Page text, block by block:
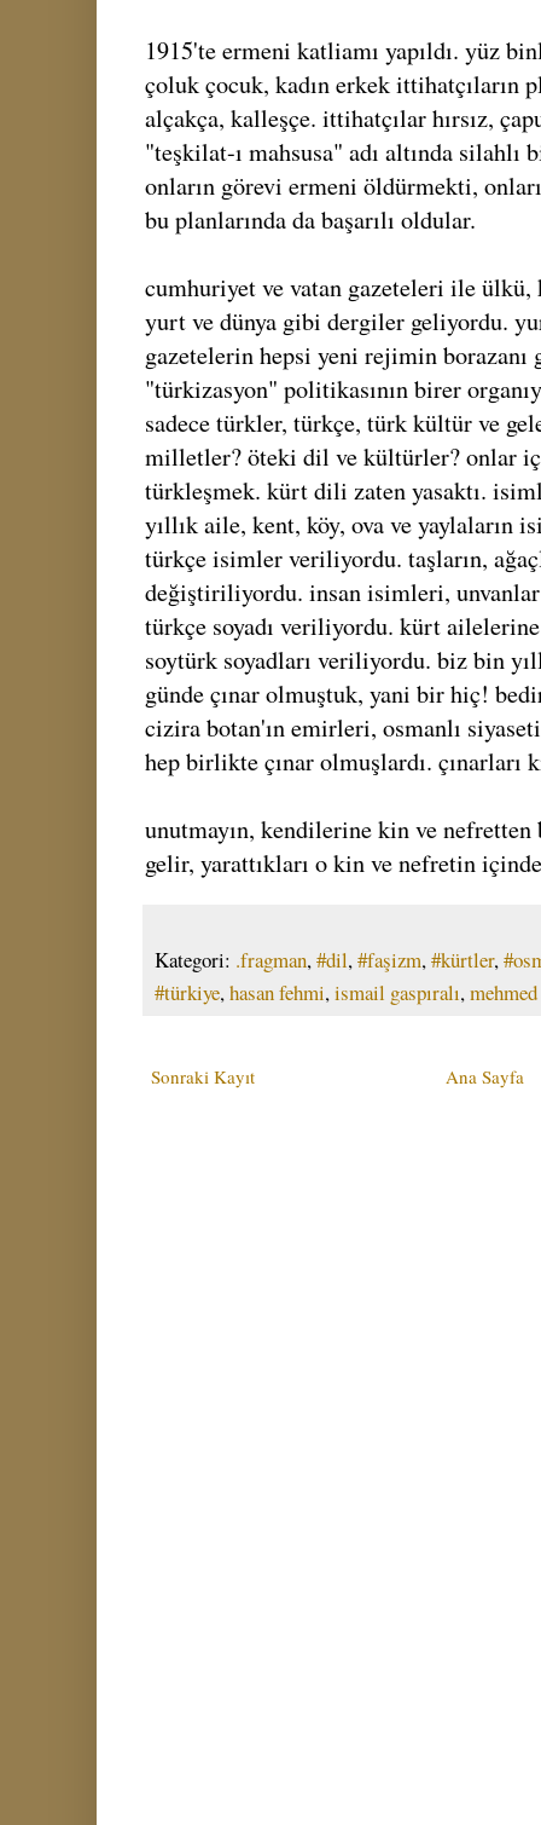
1915'te ermeni katliamı yapıldı. yüz
çoluk çocuk, kadın erkek ittihatçıların
alçakça, kalleşçe. ittihatçılar hırsız,
"teşkilat-ı mahsusa" adı altında silahlı
onların görevi ermeni öldürmekti,
bu planlarında da başarılı oldular.
cumhuriyet ve vatan gazeteleri ile
yurt ve dünya gibi dergiler geliyordu.
gazetelerin hepsi yeni rejimin
"türkizasyon" politikasının birer
sadece türkler, türkçe, türk kültür ve
milletler? öteki dil ve kültürler? onlar
türkleşmek. kürt dili zaten yasaktı.
yıllık aile, kent, köy, ova ve
türkçe isimler veriliyordu. taşların,
değiştiriliyordu. insan isimleri,
türkçe soyadı veriliyordu. kürt
soytürk soyadları veriliyordu. biz bin
günde çınar olmuştuk, yani bir hiç!
cizira botan'ın emirleri, osmanlı
hep birlikte çınar olmuşlardı. çınarları
unutmayın, kendilerine kin ve
gelir, yarattıkları o kin ve nefretin
Kategori: .fragman,#dil,#faşizm,#kürtler,
#türkiye,hasan fehmi,ismail gaspıralı,
Sonraki Kayıt Ana Sayfa